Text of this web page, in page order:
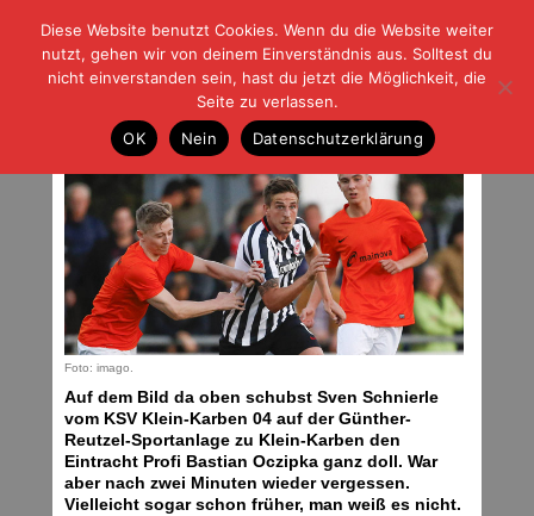
| | |BLOG-GFußball und der Rest
HOME|REGELN|IMPRESSUM |DATENSCHUTZ
Schlimm!
Donnerstag, 06.10.16 | 05:34 Uhr
Foto: imago.
Auf dem Bild da oben schubst Sven Schnierle
vom KSV Klein-Karben 04 auf der Günther-
Reutzel-Sportanlage zu Klein-Karben den
Eintracht Profi Bastian Oczipka ganz doll. War
aber nach zwei Minuten wieder vergessen.
Vielleicht sogar schon früher, man weiß es nicht.
Diese Website benutzt Cookies. Wenn du die Website weiter
nutzt, gehen wir von deinem Einverständnis aus. Solltest du
nicht einverstanden sein, hast du jetzt die Möglichkeit, die
Seite zu verlassen.
OK
Nein Datenschutzerklärung